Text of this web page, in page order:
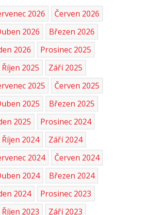
2026
Červen 2026
2026
Březen 2026
2026
Prosinec 2025
Říjen 2025
Září 2025
2025
Červen 2025
2025
Březen 2025
2025
Prosinec 2024
Říjen 2024
Září 2024
2024
Červen 2024
2024
Březen 2024
2024
Prosinec 2023
Říjen 2023
Září 2023